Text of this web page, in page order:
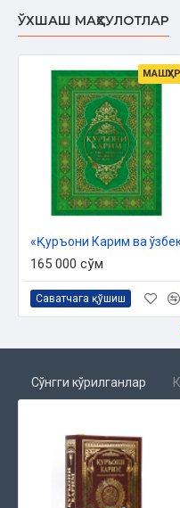
ЎХШАШ МАҲСУЛОТЛАР
МАШҲУР
165 000 сўм
Саватчага қўшиш
Сўнгги кўрилганлар